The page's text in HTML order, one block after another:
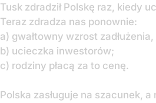
Tusk zdradził Polskę raz, kiedy
Teraz zdradza nas ponownie:
a) gwałtowny wzrost
b) ucieczka inwestorów;
c) rodziny płacą za to cenę.
Polska zasługuje na szacunek, a